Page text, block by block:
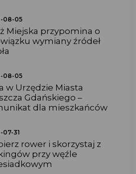
08-05
Miejska przypomina o
wymiany źródeł
08-05
w Urzędzie Miasta
Gdańskiego –
dla mieszkańców
07-31
rower i skorzystaj z
przy węźle